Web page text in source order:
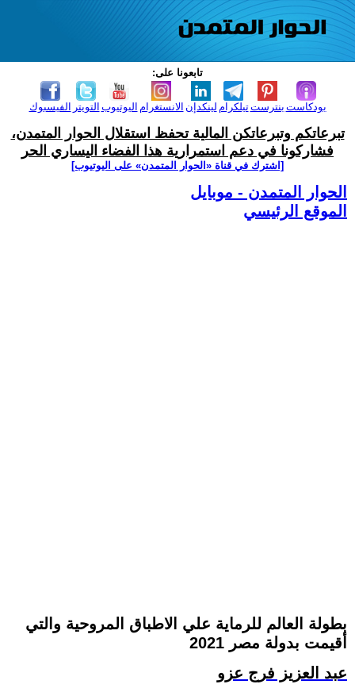
تابعونا على:
الفيسبوك التويتر اليوتيوب الانستغرام لينكدإن تيلكرامبنترست بودكاست
تبرعاتكم وتبرعاتكن المالية تحفظ استقلال الحوار المتمدن،
فشاركونا في دعم استمرارية هذا الفضاء اليساري الحر
[اشترك في قناة ‫«الحوار المتمدن» على اليوتيوب]
الحوار المتمدن - موبايل
الموقع الرئيسي
بطولة العالم للرماية علي الاطباق المروحية والتي
أقيمت بدولة مصر 2021
عبد العزيز فرج عزو